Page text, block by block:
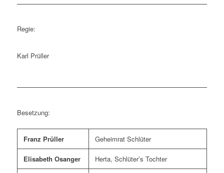
Regie:
Karl Prüller
Besetzung:
Franz Prüller Geheimrat Schlüter
Elisabeth Osanger Herta, Schlüter’s Tochter